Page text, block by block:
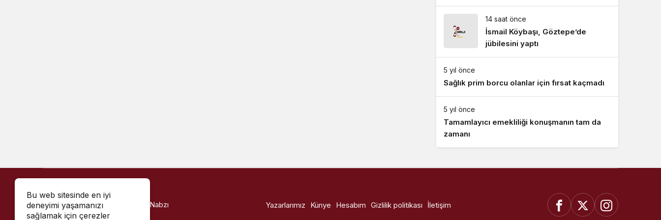
telefonda görüştü
14 saat önce
İsmail Köybaşı, Göztepe’de
jübilesini yaptı
5 yıl önce
Sağlık prim borcu olanlar için fırsat kaçmadı
5 yıl önce
Tamamlayıcı emekliliği konuşmanın tam da
zamanı
Bu web sitesinde en iyi
deneyimi yaşamanızı
sağlamak için çerezler
Haber Kahramanmaraş - Kentin Nabzı Yazarlarımız Künye Hesabım Gizlilik politikası İletişim